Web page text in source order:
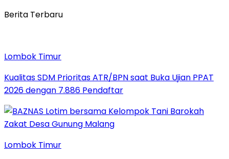
Berita Terbaru
Lombok Timur
Kualitas SDM Prioritas ATR/BPN saat Buka Ujian PPAT
2026 dengan 7.886 Pendaftar
Lombok Timur